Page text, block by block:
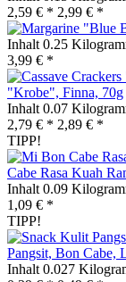
2,59 € * 2,99 € *
Inhalt 0.25
3,99 € *
"Krobe", Finna, 70g
Inhalt 0.07
2,79 € * 2,89 € *
TIPP!
Cabe Rasa Kuah
Inhalt 0.09
1,09 € *
TIPP!
Pangsit, Bon Cabe,
Inhalt 0.027